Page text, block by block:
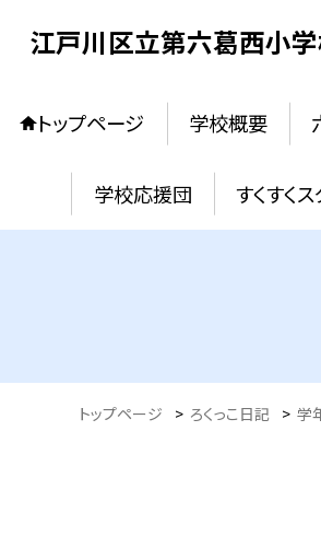
江戸川区立第六葛西小
トップページ 学校概要
学校応援団 すくすく
トップページ > ろくっこ日記 > 学